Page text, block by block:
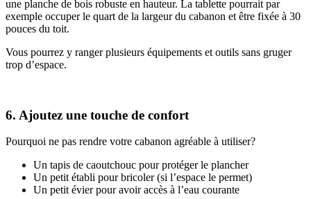
une planche de bois robuste en hauteur. La tablette pourrait par
exemple occuper le quart de la largeur du cabanon et être fixée à 30
pouces du toit.
Vous pourrez y ranger plusieurs équipements et outils sans gruger
trop d’espace.
6. Ajoutez une touche de confort
Pourquoi ne pas rendre votre cabanon agréable à utiliser?
Un tapis de caoutchouc pour protéger le plancher
Un petit établi pour bricoler (si l’espace le permet)
Un petit évier pour avoir accès à l’eau courante